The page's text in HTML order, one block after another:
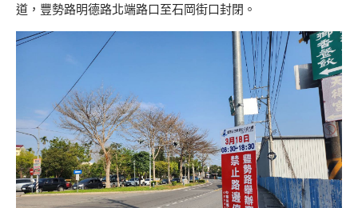
道，豐勢路明德路北端路口至石岡街口封閉。